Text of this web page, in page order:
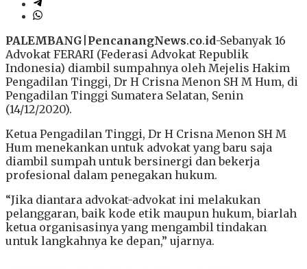
PALEMBANG PencanangNews.co.id-Sebanyak 16
Advokat FERARI (Federasi Advokat Republik
Indonesia) diambil sumpahnya oleh Mejelis Hakim
Pengadilan Tinggi, Dr H Crisna Menon SH M Hum, di
Pengadilan Tinggi Sumatera Selatan, Senin
(14/12/2020).
Ketua Pengadilan Tinggi, Dr H Crisna Menon SH M
Hum menekankan untuk advokat yang baru saja
diambil sumpah untuk bersinergi dan bekerja
profesional dalam penegakan hukum.
“Jika diantara advokat-advokat ini melakukan
pelanggaran, baik kode etik maupun hukum, biarlah
ketua organisasinya yang mengambil tindakan
untuk langkahnya ke depan,” ujarnya.